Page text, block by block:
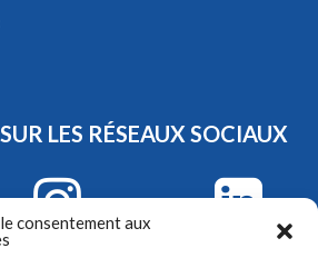
consentement aux
LES RÉSEAUX SOCIAUX